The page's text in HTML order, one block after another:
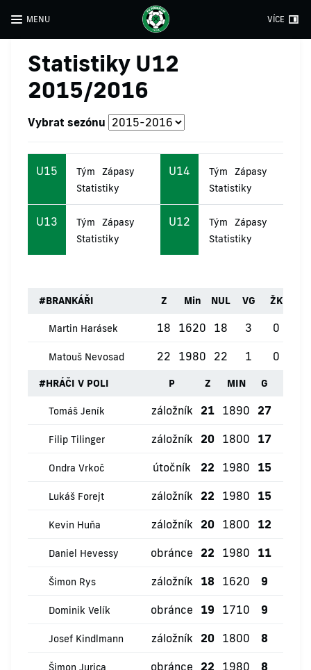
MENU VÍCE
Statistiky U12
2015/2016
Vybrat sezónu
U15 Tým
Zápasy
Statistiky
U14 Tým
Zápasy
Statistiky
U13 Tým
Zápasy
Statistiky
U12 Tým
Zápasy
Statistiky
#BRANKÁŘI Z Min NUL VG ŽK
Martin Harásek 18 1620 18 3 0
Matouš Nevosad 22 1980 22 1 0
#HRÁČI V POLI P Z MIN G
Tomáš Jeník záložník 21 1890 27
Filip Tilinger záložník 20 1800 17
Ondra Vrkoč útočník 22 1980 15
Lukáš Forejt záložník 22 1980 15
Kevin Huňa záložník 20 1800 12
Daniel Hevessy obránce 22 1980 11
Šimon Rys záložník 18 1620 9
Dominik Velík obránce 19 1710 9
Josef Kindlmann záložník 20 1800 8
Šimon Jurica obránce 22 1980 8